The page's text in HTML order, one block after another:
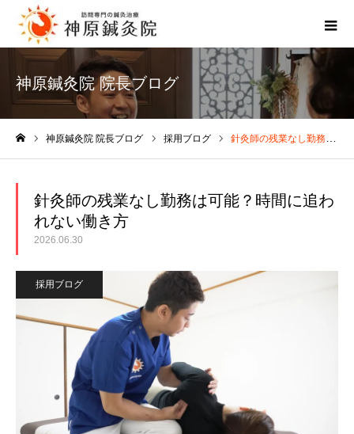
神原鍼灸院 院長ブログ
神原鍼灸院 院長ブログ 採用ブログ 針灸師の残業なし勤務は可能？時間に追われない働き方
針灸師の残業なし勤務は可能？時間に追わ
れない働き方
2026.06.30
採用ブログ